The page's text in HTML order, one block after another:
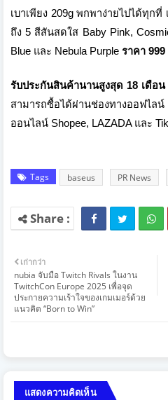
เบาเพียง 209g พกพาง่ายไปได้ทุก
ถึง 5 สีสันสดใส Baby Pink,
Blue และ Nebula Purple ราคา
รับประกันสินค้านานสูงสุด 18 เดือ
สามารถซื้อได้ผ่านช่องทางออฟไ
ออนไลน์ Shopee, LAZADA และ
Tags baseus PR News
เก่ากว่า
nubia จับมือ Twitch Rivals ในงาน
TwitchCon Europe 2025 เพื่อจุด
ประกายความเร้าใจของเกมเมอร์ด้วย
แนวคิด “Born to Win”
แสดงความคิดเห็น